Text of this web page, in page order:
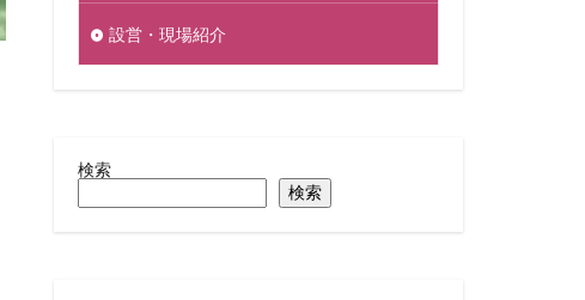
設営・現場紹介
検索
検索